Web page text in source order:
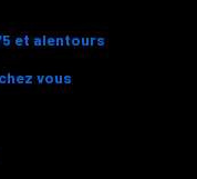
et alentours
vous